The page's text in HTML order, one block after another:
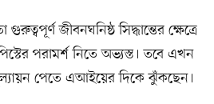
জীবনঘনিষ্ঠ সিদ্ধান্তের ক্ষেত্রে
পরামর্শ নিতে অভ্যস্ত। তবে এখন
পেতে এআইয়ের দিকে ঝুঁকছেন।